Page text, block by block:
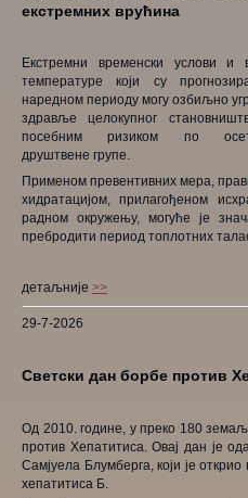
екстремних врућина
Екстремни временски услови и
температуре који су
наредном периоду могу озбиљно
здравље целокупног
посебним ризиком по
друштвене групе.
Применом превентивних мера,
хидратацијом, прилагођеном
радном окружењу, могуће је
пребродити период топлотних
детаљније >>
29-7-2026
Светски дан борбе против
Од 2010. године, у преко 180
против Хепатитиса. Овај дан је
Самјуела Блумберга, који је
хепатитиса Б.